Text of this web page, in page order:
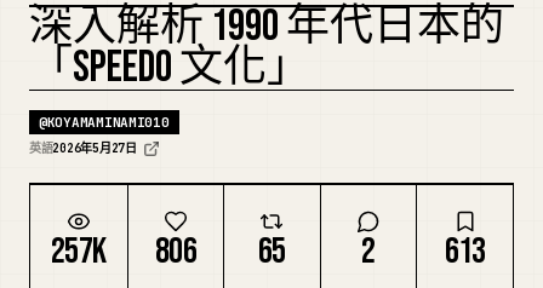
使用案例
技能
提示詞
定價
深入解析 1990 年代日本的
「SPEEDO 文化」
@KOYAMAMINAMI010
英語2026年5月27日
257K 806 65 2 613